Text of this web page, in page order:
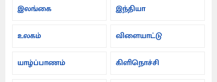
இலங்கை
இந்தியா
உலகம் விளையாட்டு
யாழ்ப்பாணம் கிளிநொச்சி